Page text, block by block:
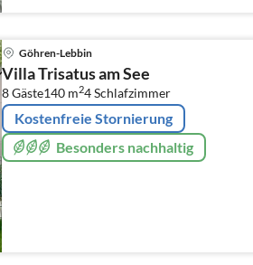
Göhren-Lebbin
Villa Trisatus am See
8 Gäste140 m24Schlafzimmer
Kostenfreie Stornierung
Besonders nachhaltig